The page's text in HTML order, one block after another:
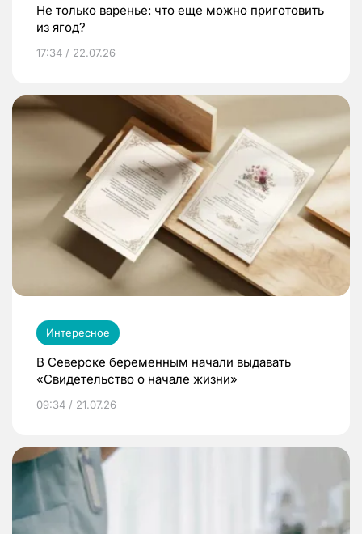
Не только варенье: что еще можно приготовить
из ягод?
17:34 / 22.07.26
Интересное
В Северске беременным начали выдавать
«Свидетельство о начале жизни»
09:34 / 21.07.26